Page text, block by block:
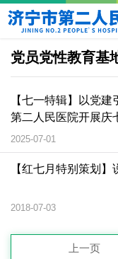
党员党性教育基
【七一特辑】以党
第二人民医院开展庆
2025-07-01
【红七月特别策划
2018-07-03
上一页